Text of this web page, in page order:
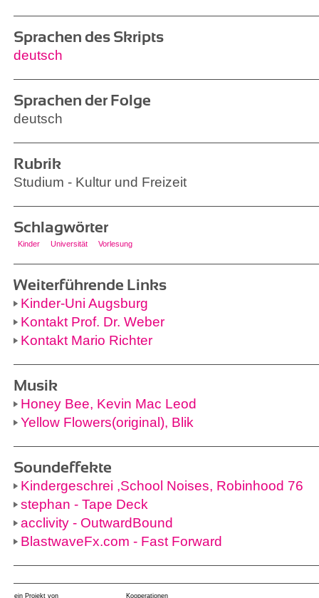
Sprachen des Skripts
deutsch
Sprachen der Folge
deutsch
Rubrik
Studium - Kultur und Freizeit
Schlagwörter
Kinder Universität Vorlesung
Weiterführende Links
Kinder-Uni Augsburg
Kontakt Prof. Dr. Weber
Kontakt Mario Richter
Musik
Honey Bee, Kevin Mac Leod
Yellow Flowers(original), Blik
Soundeffekte
Kindergeschrei ,School Noises, Robinhood 76
stephan - Tape Deck
acclivity - OutwardBound
BlastwaveFx.com - Fast Forward
ein Projekt von Kooperationen